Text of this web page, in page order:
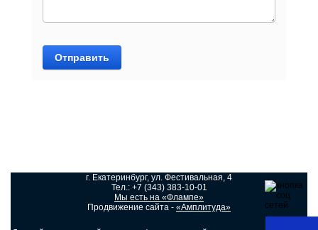
Отправить
г. Екатеринбург, ул. Фестивальная, 4
Тел.: +7 (343) 383-10-01
Мы есть на «Флампе»
Продвижение сайта - «Амплитуда»